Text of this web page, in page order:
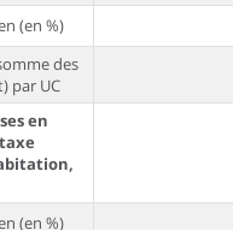
(en %)
des
par UC
en
(en %)